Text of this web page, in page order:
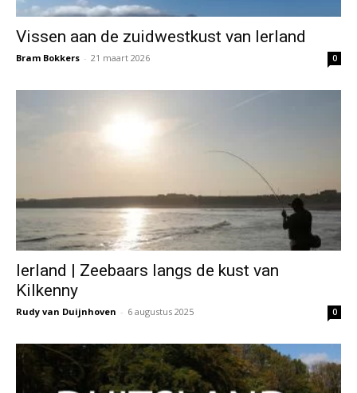
Vissen aan de zuidwestkust van Ierland
Bram Bokkers - 21 maart 2026 0
Ierland | Zeebaars langs de kust van
Kilkenny
Rudy van Duijnhoven - 6 augustus 2025 0